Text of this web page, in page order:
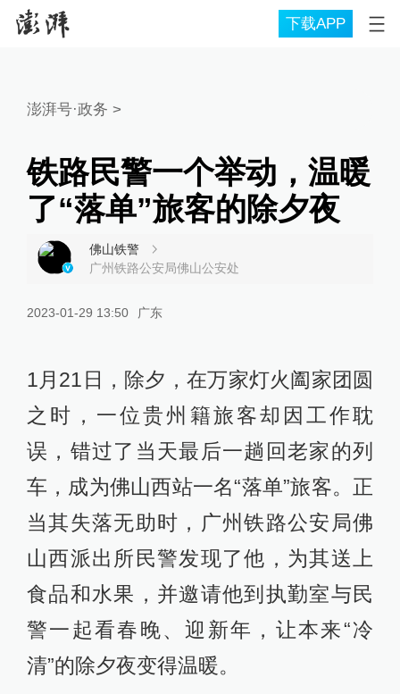
下载APP
澎湃号·政务 >
铁路民警一个举动，温暖
了“落单”旅客的除夕夜
佛山铁警
广州铁路公安局佛山公安处
2023-01-29 13:50 广东
1月21日，除夕，在万家灯火阖家团圆
之时，一位贵州籍旅客却因工作耽
误，错过了当天最后一趟回老家的列
车，成为佛山西站一名“落单”旅客。正
当其失落无助时，广州铁路公安局佛
山西派出所民警发现了他，为其送上
食品和水果，并邀请他到执勤室与民
警一起看春晚、迎新年，让本来“冷
清”的除夕夜变得温暖。